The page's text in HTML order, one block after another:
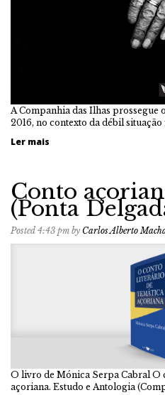
A Companhia das Ilhas prossegue
2016, no contexto da débil
Ler mais
Conto
(Ponta
Posted 4:43 pm by Carlos Alberto
O livro de Mónica Serpa Cabral O
açoriana. Estudo e Antologia